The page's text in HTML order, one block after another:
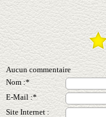
Aucun commentaire
Nom :*
E-Mail :*
Site Internet :